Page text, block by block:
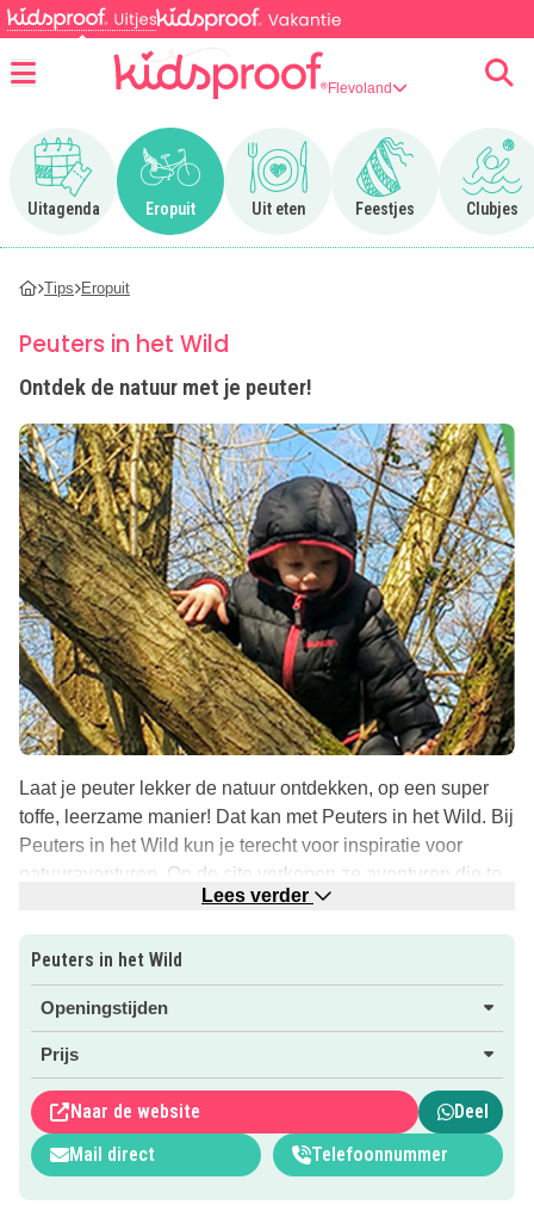
Flevoland
Uitagenda
Ga naar Uitagenda
Eropuit
Ga naar Eropuit
Uit eten
Ga naar Uit eten
Feestjes
Ga naar Feestjes
Clubjes
Ga
Tips Eropuit
Peuters in het Wild
Ontdek de natuur met je peuter!
Laat je peuter lekker de natuur ontdekken, op een super
toffe, leerzame manier! Dat kan met Peuters in het Wild. Bij
Peuters in het Wild kun je terecht voor inspiratie voor
natuuravonturen. Op de site verkopen ze avonturen die te
Daarnaast kun je mee doen aan de activiteiten die de
worden activiteiten georganiseerd in verschillende regio’s,
dus wie weet zit er iets leuks voor je bij, bij jou in de buurt!
Wil je meer info? Klik op de roze button om naar de
website te gaan.
Tip: Kidsproof is ook te volgen via twitter!
Lees verder
Peuters in het Wild
Openingstijden
Prijs
Naar de website
Deel
Mail direct
Telefoonnummer